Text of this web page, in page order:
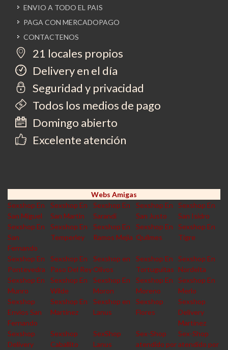
ENVIO A TODO EL PAIS
PAGA CON MERCADOPAGO
CONTACTENOS
21 locales propios
Delivery en el día
Seguridad y privacidad
Todos los medios de pago
Domingo abierto
Excelente atención
Webs Amigas
Sexshop En
San Miguel
Sexshop En
San Martin
Sexshop En
Sarandi
Sexshop En
San Justo
Sexshop En
San Isidro
Sexshop En
San
Fernando
Sexshop En
Temperley
Sexshop En
Ramos Mejia
Sexshop En
Quilmes
Sexshop En
Tigre
Sexshop En
Pontevedra
Sexshop En
Paso Del Rey
Sexshop en
Olivos
Sexshop En
Tortuguitas
Sexshop En
Nordelta
Sexshop En
Munro
Sexshop En
Wilde
Sexshop En
Moron
Sexshop En
Moreno
Sexshop En
Merlo
Sexshop
Envios San
Fernando
Sexshop En
Martinez
Sexshop en
Lanus
Sexshop
Flores
Sexshop
Delivery
Martinez
Sexshop
Delivery
Sexshop
Caballito
SexShop
Lanus
Sex-Shop
atendido por
Sex-Shop
atendido por